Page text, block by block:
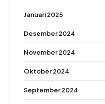
Januari 2025
Desember 2024
November 2024
Oktober 2024
September 2024